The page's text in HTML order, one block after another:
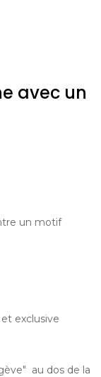
avec un
un motif
exclusive
au dos de la